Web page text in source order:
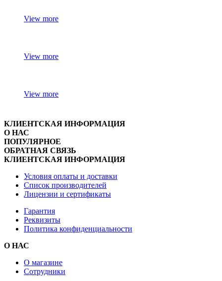
View more
View more
View more
КЛИЕНТСКАЯ ИНФОРМАЦИЯ
О НАС
ПОПУЛЯРНОЕ
ОБРАТНАЯ СВЯЗЬ
КЛИЕНТСКАЯ ИНФОРМАЦИЯ
Условия оплаты и доставки
Список производителей
Лицензии и сертификаты
Гарантия
Реквизиты
Политика конфиденциальности
О НАС
О магазине
Сотрудники